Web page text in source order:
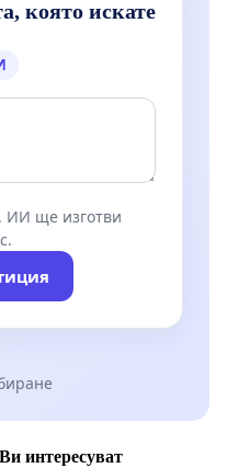
която искате
ИИ ще изготви
интересуват